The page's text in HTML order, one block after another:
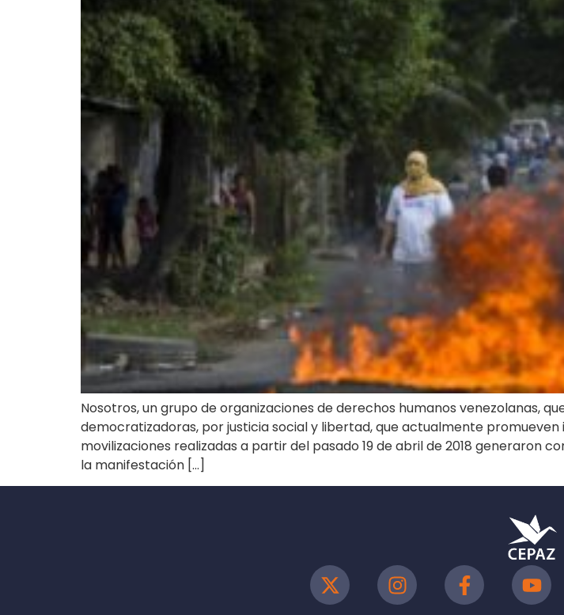
Nosotros, un grupo de organizaciones de derechos humanos venezolanas,
democratizadoras, por justicia social y libertad, que actualmente
movilizaciones realizadas a partir del pasado 19 de abril de 2018 generaron
la manifestación […]